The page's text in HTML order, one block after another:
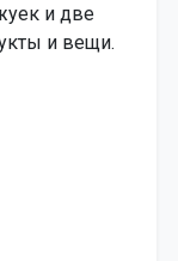
и две
и вещи.